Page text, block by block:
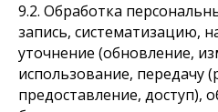
9.2. Обработка
запись, систематизацию,
уточнение (обновление,
использование, передачу
предоставление, доступ),